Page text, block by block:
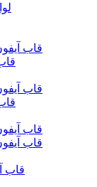
قاب آیفون 16 پرومکس و لوازم
قاب
قاب آیفون 15 پرومکس و لوازم
قاب
قاب آیفون 14 پرومکس و لوازم
قاب آیفون 13 پرومکس و لوازم
قاب آیفون 14